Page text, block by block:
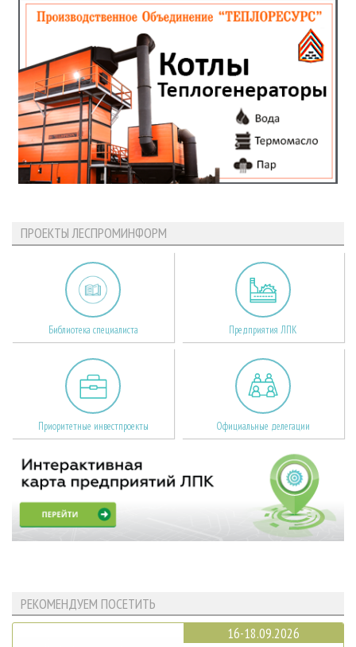
ПРОЕКТЫ ЛЕСПРОМИНФОРМ
Библиотека специалиста Предприятия ЛПК
Приоритетные инвестпроекты Официальные делегации
РЕКОМЕНДУЕМ ПОСЕТИТЬ
16-18.09.2026